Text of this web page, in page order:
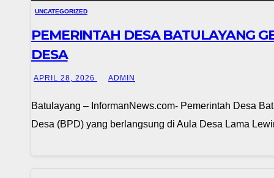
UNCATEGORIZED
PEMERINTAH DESA BATULAYANG
DESA
APRIL 28, 2026 ADMIN
Batulayang – InformanNews.com- Pemerintah Desa
Desa (BPD) yang berlangsung di Aula Desa Lama